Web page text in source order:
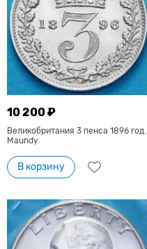
10 200 ₽
Великобритания 3 пенса 1896 год.
Maundy
В корзину